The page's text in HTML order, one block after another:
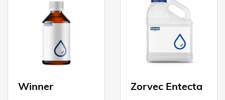
Winner Zorvec Entecta